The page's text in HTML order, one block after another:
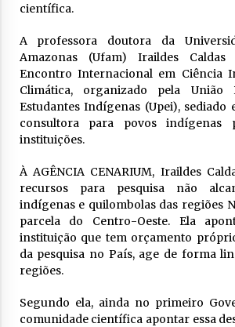
científica.
A professora doutora da
Amazonas (Ufam) Iraildes
Encontro Internacional em Ciência
Climática, organizado pela União
Estudantes Indígenas (Upei), sediado
consultora para povos indígenas
instituições.
À AGÊNCIA CENARIUM, Iraildes
recursos para pesquisa não
indígenas e quilombolas das regiões
parcela do Centro-Oeste. Ela
instituição que tem orçamento
da pesquisa no País, age de forma
regiões.
Segundo ela, ainda no primeiro
comunidade científica apontar essa